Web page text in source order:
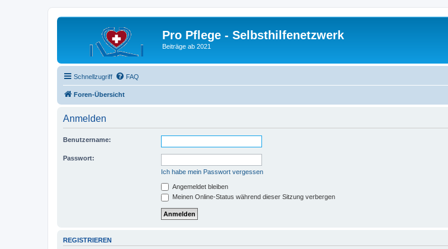
Pro Pflege - Selbsthilfenetzwerk
Beiträge ab 2021
Schnellzugriff FAQ
Foren-Übersicht
Anmelden
Benutzername:
Passwort:
Ich habe mein Passwort vergessen
Angemeldet bleiben
Meinen Online-Status während dieser Sitzung verbergen
REGISTRIEREN